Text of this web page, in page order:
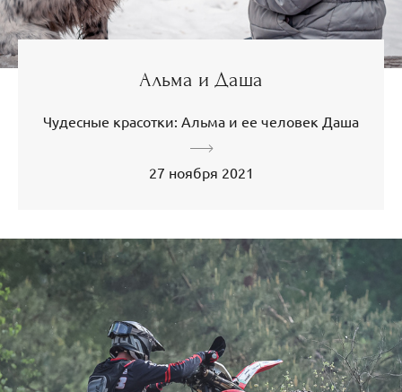
Альма и Даша
Чудесные красотки: Альма и ее человек Даша
27 ноября 2021